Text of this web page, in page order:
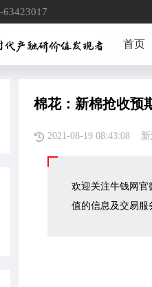
首页
棉花：新棉抢收预
2021-08-19 08:43:08
欢迎关注牛钱网官
值的信息及交易服